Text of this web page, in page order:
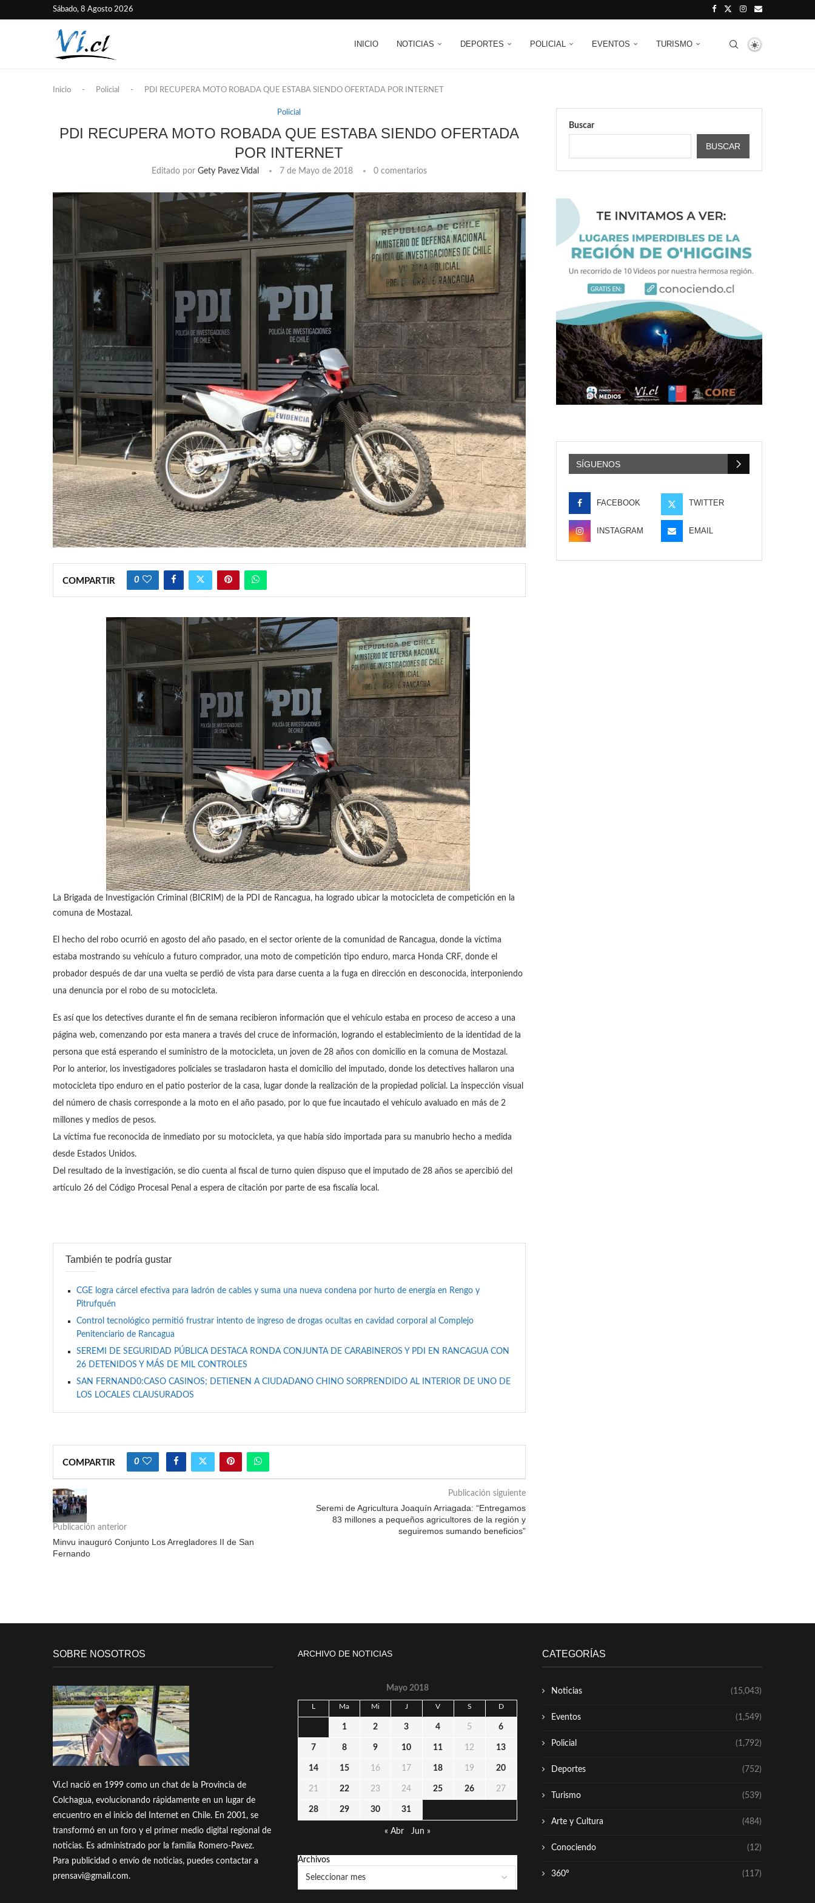
Sábado, 8 Agosto 2026
INICIO NOTICIAS DEPORTES POLICIAL EVENTOS TURISMO
Inicio - Policial - PDI RECUPERA MOTO ROBADA QUE ESTABA SIENDO OFERTADA POR INTERNET
Policial
PDI RECUPERA MOTO ROBADA QUE ESTABA SIENDO OFERTADA
POR INTERNET
Editado por Gety Pavez Vidal 7 de Mayo de 2018 0 comentarios
COMPARTIR 0
La Brigada de Investigación Criminal (BICRIM) de la PDI de Rancagua, ha logrado ubicar la motocicleta de competición en la
comuna de Mostazal.
El hecho del robo ocurrió en agosto del año pasado, en el sector oriente de la comunidad de Rancagua, donde la víctima
estaba mostrando su vehículo a futuro comprador, una moto de competición tipo enduro, marca Honda CRF, donde el
probador después de dar una vuelta se perdió de vista para darse cuenta a la fuga en dirección en desconocida, interponiendo
una denuncia por el robo de su motocicleta.
Es así que los detectives durante el fin de semana recibieron información que el vehículo estaba en proceso de acceso a una
página web, comenzando por esta manera a través del cruce de información, logrando el establecimiento de la identidad de la
persona que está esperando el suministro de la motocicleta, un joven de 28 años con domicilio en la comuna de Mostazal.
Por lo anterior, los investigadores policiales se trasladaron hasta el domicilio del imputado, donde los detectives hallaron una
motocicleta tipo enduro en el patio posterior de la casa, lugar donde la realización de la propiedad policial. La inspección visual
del número de chasis corresponde a la moto en el año pasado, por lo que fue incautado el vehículo avaluado en más de 2
millones y medios de pesos.
La víctima fue reconocida de inmediato por su motocicleta, ya que había sido importada para su manubrio hecho a medida
desde Estados Unidos.
Del resultado de la investigación, se dio cuenta al fiscal de turno quien dispuso que el imputado de 28 años se apercibió del
artículo 26 del Código Procesal Penal a espera de citación por parte de esa fiscalía local.
También te podría gustar
CGE logra cárcel efectiva para ladrón de cables y suma una nueva condena por hurto de energía en Rengo y
Pitrufquén
Control tecnológico permitió frustrar intento de ingreso de drogas ocultas en cavidad corporal al Complejo
Penitenciario de Rancagua
SEREMI DE SEGURIDAD PÚBLICA DESTACA RONDA CONJUNTA DE CARABINEROS Y PDI EN RANCAGUA CON
26 DETENIDOS Y MÁS DE MIL CONTROLES
SAN FERNAND0:CASO CASINOS; DETIENEN A CIUDADANO CHINO SORPRENDIDO AL INTERIOR DE UNO DE
LOS LOCALES CLAUSURADOS
COMPARTIR 0
Publicación anterior
Minvu inauguró Conjunto Los Arregladores II de San
Fernando
Publicación siguiente
Seremi de Agricultura Joaquín Arriagada: “Entregamos
83 millones a pequeños agricultores de la región y
seguiremos sumando beneficios”
Buscar
BUSCAR
SÍGUENOS
FACEBOOK TWITTER
INSTAGRAM EMAIL
SOBRE NOSOTROS
Vi.cl nació en 1999 como un chat de la Provincia de
Colchagua, evolucionando rápidamente en un lugar de
encuentro en el inicio del Internet en Chile. En 2001, se
transformó en un foro y el primer medio digital regional de
noticias. Es administrado por la familia Romero-Pavez.
Para publicidad o envío de noticias, puedes contactar a
prensavi@gmail.com.
ARCHIVO DE NOTICIAS
Mayo 2018
L Ma Mi J V S D
1 2 3 4 5 6
7 8 9 10 11 12 13
14 15 16 17 18 19 20
21 22 23 24 25 26 27
28 29 30 31
« Abr Jun »
Archivos
CATEGORÍAS
Noticias (15,043)
Eventos (1,549)
Policial (1,792)
Deportes (752)
Turismo (539)
Arte y Cultura (484)
Conociendo (12)
360º (117)